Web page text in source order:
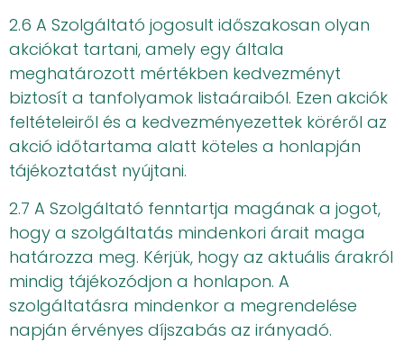
2.6 A Szolgáltató jogosult időszakosan olyan
akciókat tartani, amely egy általa
meghatározott mértékben kedvezményt
biztosít a tanfolyamok listaáraiból. Ezen akciók
feltételeiről és a kedvezményezettek köréről az
akció időtartama alatt köteles a honlapján
tájékoztatást nyújtani.
2.7 A Szolgáltató fenntartja magának a jogot,
hogy a szolgáltatás mindenkori árait maga
határozza meg. Kérjük, hogy az aktuális árakról
mindig tájékozódjon a honlapon. A
szolgáltatásra mindenkor a megrendelése
napján érvényes díjszabás az irányadó.